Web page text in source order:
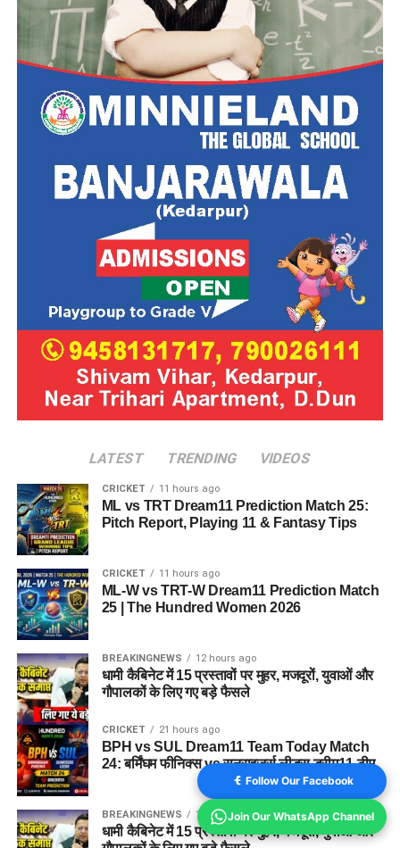
LATEST TRENDING VIDEOS
CRICKET 11 hours ago
ML vs TRT Dream11 Prediction Match 25:
Pitch Report, Playing 11 & Fantasy Tips
CRICKET 11 hours ago
ML-W vs TRT-W Dream11 Prediction Match
25 | The Hundred Women 2026
BREAKINGNEWS 12 hours ago
धामी कैबिनेट में 15 प्रस्तावों पर मुहर, मजदूरों, युवाओं और
गौपालकों के लिए गए बड़े फैसले
CRICKET 21 hours ago
BPH vs SUL Dream11 Team Today Match
24: बर्मिंघम फीनिक्स vs सनराइजर्स लीड्स ड्रीम11 टीम
BREAKINGNEWS 12 hours ago
धामी कैबिनेट में 15 प्रस्तावों पर मुहर, मजदूरों, युवाओं और
Follow Our Facebook
Join Our WhatsApp Channel